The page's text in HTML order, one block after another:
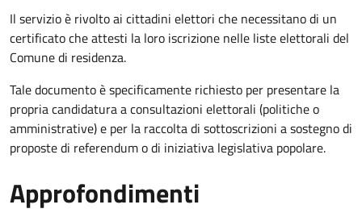
Il servizio è rivolto ai cittadini elettori che necessitano di un
certificato che attesti la loro iscrizione nelle liste elettorali del
Comune di residenza.
Tale documento è specificamente richiesto per presentare la
propria candidatura a consultazioni elettorali (politiche o
amministrative) e per la raccolta di sottoscrizioni a sostegno di
proposte di referendum o di iniziativa legislativa popolare.
Approfondimenti